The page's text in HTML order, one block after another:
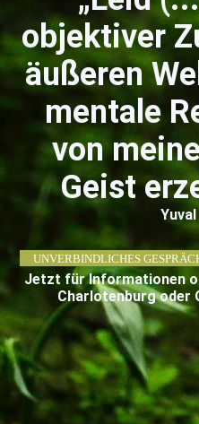
objektiver
äußeren
mentale
von
Geist
UNVERBINDLICHES
Jetzt für Informationen
Charlotenburg oder